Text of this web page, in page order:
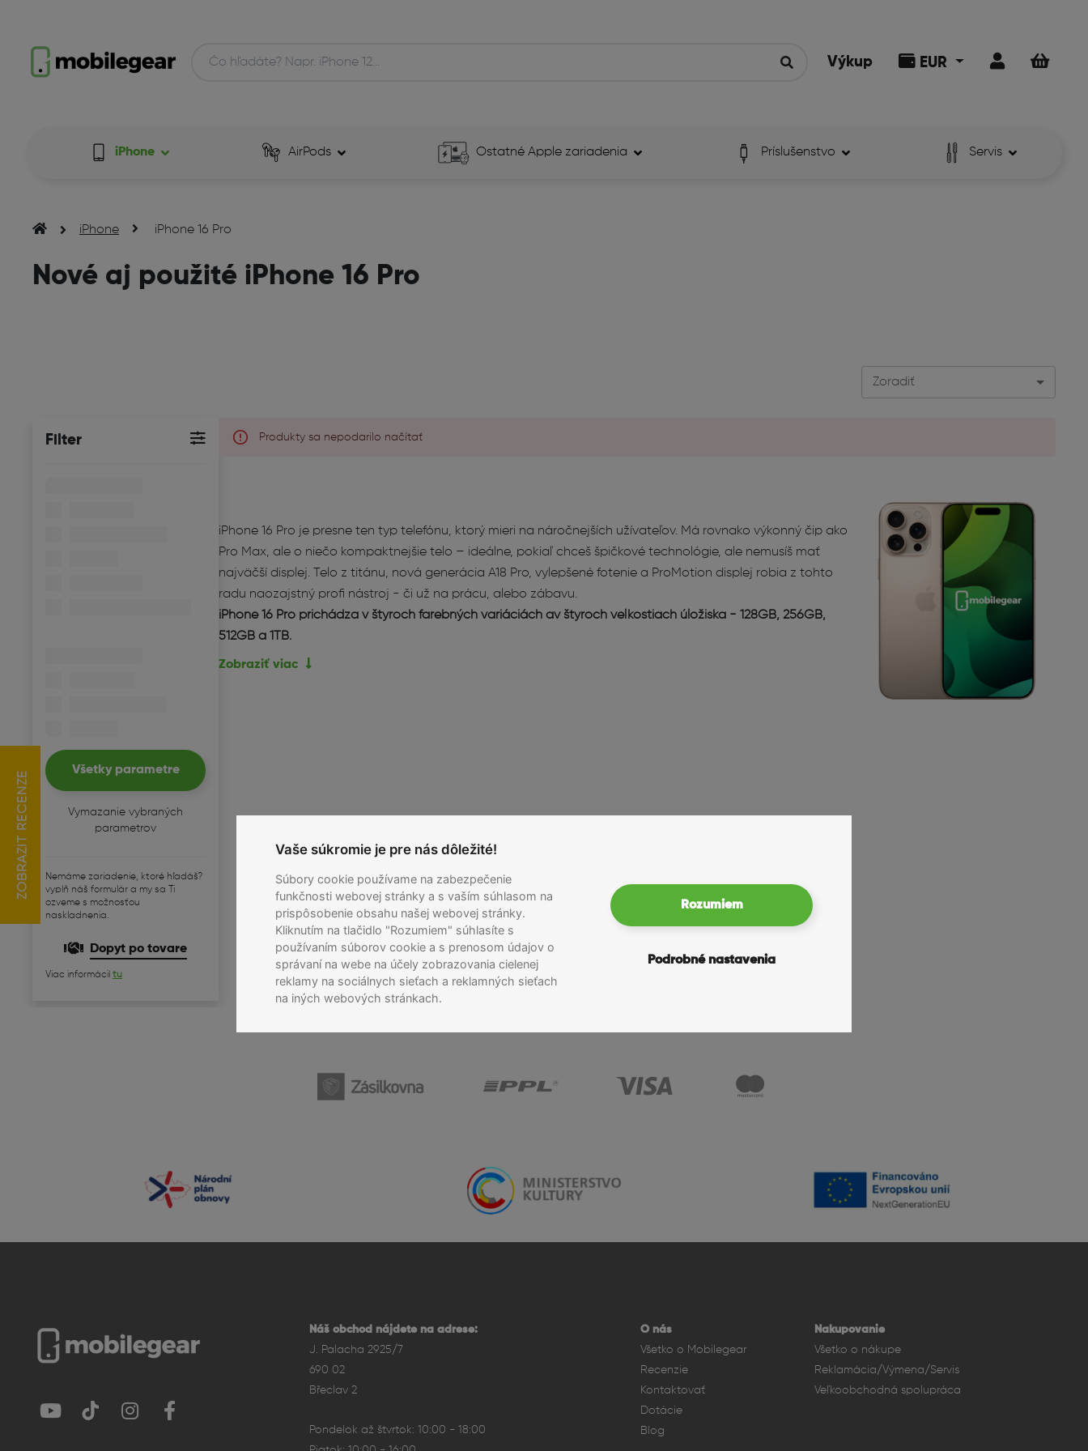
Výkup EUR
iPhone AirPods Ostatné Apple zariadenia Príslušenstvo Servis
iPhone iPhone 16 Pro
Nové aj použité iPhone 16 Pro
Zoradiť
Filter
Všetky parametre
Vymazanie vybraných
parametrov
Nemáme zariadenie, ktoré hľadáš?
vyplň náš formulár a my sa Ti
ozveme s možnosťou
naskladnenia.
Dopyt po tovare
Viac informácií tu
Produkty sa nepodarilo načítať
iPhone 16 Pro je presne ten typ telefónu, ktorý mieri na náročnejších užívateľov. Má rovnako výkonný čip ako
Pro Max, ale o niečo kompaktnejšie telo – ideálne, pokiaľ chceš špičkové technológie, ale nemusíš mať
najväčší displej. Telo z titánu, nová generácia A18 Pro, vylepšené fotenie a ProMotion displej robia z tohto
radu naozajstný profi nástroj - či už na prácu, alebo zábavu.
iPhone 16 Pro prichádza v štyroch farebných variáciách av štyroch veľkostiach úložiska - 128GB, 256GB,
512GB a 1TB.
Zobraziť viac
Dizajn a konštrukcia – Titánová ľahkosť a odolnosť
pôsobí luxusne, ale zároveň zvyšuje odolnosť proti poškriabaniu a iným mechanickým vplyvom. Matná povrchová úprava je príjemná na dotyk
a minimalizuje odtlačky prstov.
Telefón si zachováva odolnosť voči vode a prachu podľa certifikácie IP68, čo znamená, že zvládne poliatie aj krátkodobé ponorenie do vody.
Výkon – Čip A18 Pro bez kompromisov
iPhone 16 Pro poháňa nová generácia čipu Apple A18 Pro, ktorá zaručuje špičkový výkon a energetickú efektivitu. Či už ide o náročné aplikácie,
Displej – ProMotion technológia v kompaktnom tele
Displej je o niečo menší než pri Pro Max, čo zlepšuje ergonómiu a ovládateľnosť bez kompromisov v kvalite obrazu, kontraste či farebnej
Náš obchod nájdete na adrese:
J. Palacha 2925/7
690 02
Břeclav 2
Pondelok až štvrtok: 10:00 - 18:00
O nás
Všetko o Mobilegear
Recenzie
Kontaktovať
Dotácie
Blog
Nakupovanie
Všetko o nákupe
Reklamácia/Výmena/Servis
Veľkoobchodná spolupráca
ZOBRAZIT RECENZE Vaše súkromie je pre nás dôležité!
Súbory cookie používame na zabezpečenie
funkčnosti webovej stránky a s vaším súhlasom na
prispôsobenie obsahu našej webovej stránky.
Kliknutím na tlačidlo "Rozumiem" súhlasíte s
používaním súborov cookie a s prenosom údajov o
správaní na webe na účely zobrazovania cielenej
reklamy na sociálnych sieťach a reklamných sieťach
na iných webových stránkach.
Rozumiem
Podrobné nastavenia